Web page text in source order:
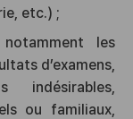
etc.) ;
les
d’examens,
ou familiaux,